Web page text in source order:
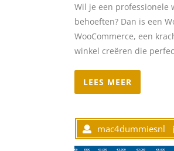
Wil je een professionele
behoeften? Dan is een
WooCommerce, een
winkel creëren die
LEES MEER
mac4dummiesnl